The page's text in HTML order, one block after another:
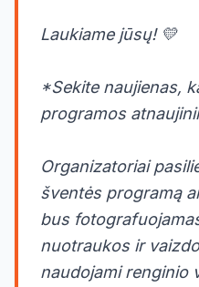
Laukiame jūsų! 💛
*Sekite naujienas,
programos
Organizatoriai
šventės programą
bus
nuotraukos ir
naudojami renginio